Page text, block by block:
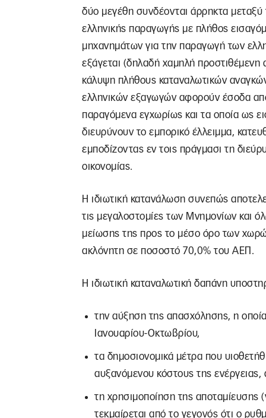
δύο μεγέθη συνδέονται άρρηκτα
ελληνικής παραγωγής με πλήθος
μηχανημάτων για την παραγωγή των
εξάγεται (δηλαδή χαμηλή προστιθέμενη
κάλυψη πλήθους καταναλωτικών
ελληνικών εξαγωγών αφορούν έσοδα
παραγόμενα εγχωρίως και τα οποία ως
διευρύνουν το εμπορικό έλλειμμα,
εμποδίζοντας εν τοις πράγμασι τη
οικονομίας.
Η ιδιωτική κατανάλωση συνεπώς
τις μεγαλοστομίες των Μνημονίων και
μείωσης της προς το μέσο όρο των
ακλόνητη σε ποσοστό 70,0% του ΑΕΠ.
Η ιδιωτική καταναλωτική δαπάνη
την αύξηση της απασχόλησης, η
Ιανουαρίου-Οκτωβρίου,
τα δημοσιονομικά μέτρα που
αυξανόμενου κόστους της
τη χρησιμοποίηση της αποταμίευσης
τεκμαίρεται από το γεγονός ότι ο